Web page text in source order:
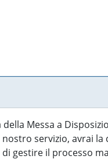
Messa a
servizio, avrai la
gestire il processo